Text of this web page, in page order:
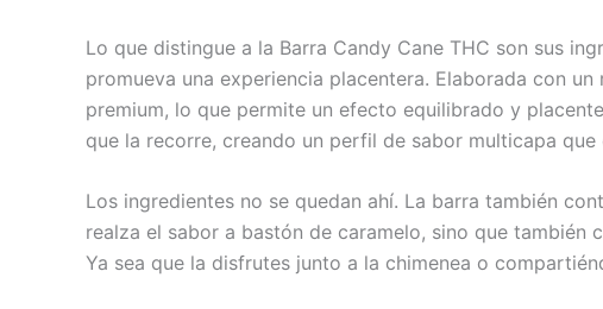
Lo que distingue a la Barra Candy Cane THC son sus
promueva una experiencia placentera. Elaborada con
premium, lo que permite un efecto equilibrado y
que la recorre, creando un perfil de sabor multicapa
Los ingredientes no se quedan ahí. La barra también
realza el sabor a bastón de caramelo, sino que
Ya sea que la disfrutes junto a la chimenea o